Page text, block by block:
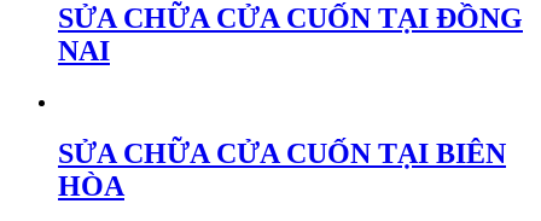
SỬA CHỮA CỬA CUỐN TẠI ĐỒNG
NAI
SỬA CHỮA CỬA CUỐN TẠI BIÊN
HÒA